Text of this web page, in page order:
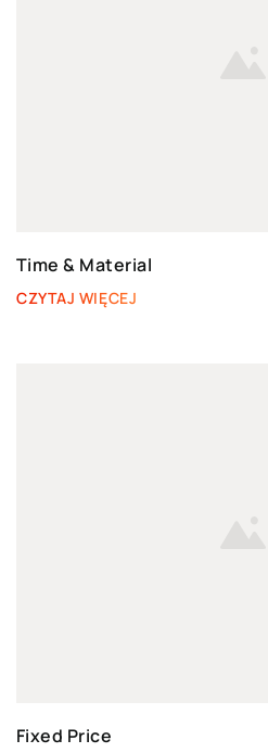
Time & Material
CZYTAJ WIĘCEJ
Fixed Price